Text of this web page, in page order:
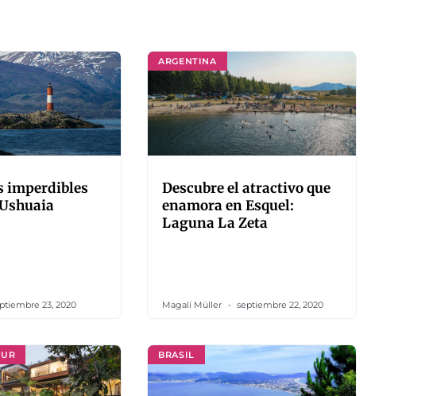
imperdibles
23, 2020
ARGENTINA
Descubre el atractivo que
enamora en Esquel:
Laguna La Zeta
Magalí Müller septiembre 22, 2020
BRASIL